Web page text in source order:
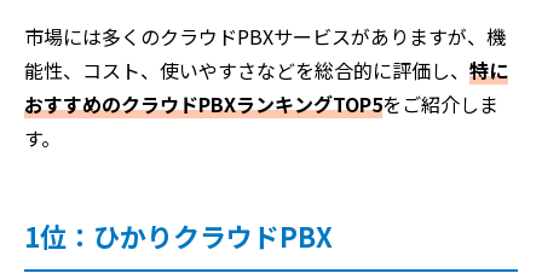
市場には多くのクラウドPBXサービスがありますが、機
能性、コスト、使いやすさなどを総合的に評価し、 特に
おすすめのクラウドPBXランキングTOP5をご紹介しま
す。
1位：ひかりクラウドPBX